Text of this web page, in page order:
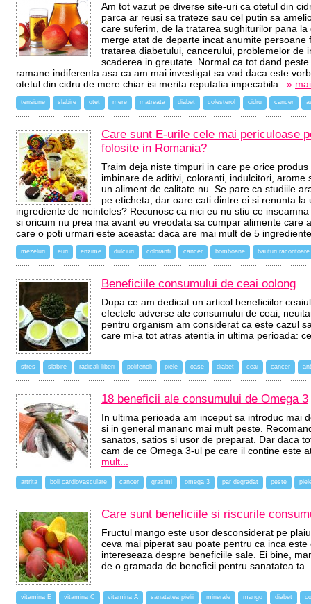
Am tot vazut pe diverse site-uri ca otetul din
parca ar reusi sa trateze sau cel putin sa
care suferim, de la tratarea sughiturilor pana
merge atat de departe incat anumite
tratarea diabetului, cancerului, problemelor de
scaderea in greutate. Normal ca tot dand
ramane indiferenta asa ca am mai investigat sa vad daca este
otetul din cidru de mere chiar isi merita reputatia impecabila. »
tensiune slabire otet mere matreata diabet colesterol cidru cancer
Care sunt E-urile cele mai periculoase
folosite in Romania?
Traim deja niste timpuri in care pe orice
imbinare de aditivi, coloranti, indulcitori,
un aliment de calitate nu. Se pare ca studiile
pe eticheta, dar oare cati dintre ei si renunta
ingrediente de neinteles? Recunosc ca nici eu nu stiu ce
si oricum nu prea ma avant eu vreodata sa cumpar alimente care
care o poti urmari este aceasta: daca are mai mult de 5
mezeluri euri enzime dulciuri coloranti cancer bomboane bauturi racoritoare
Beneficiile consumului de ceai oolong
Dupa ce am dedicat un articol beneficiilor
efectele adverse ale consumului de ceai,
pentru organism am considerat ca este cazul
care mi-a tot atras atentia in ultima perioada:
stres slabire radicali liberi polifenoli piele oase diabet ceai cancer
18 beneficii ale consumului de Omega 3
In ultima perioada am inceput sa introduc mai
si in general mananc mai mult peste.
sanatos, satios si usor de preparat. Dar daca
cam de ce Omega 3-ul pe care il contine este
mult...
artrita boli cardiovasculare cancer grasimi omega 3 par degradat peste
Care sunt beneficiile si riscurile
Fructul mango este usor desconsiderat pe
ceva mai piperat sau poate pentru ca inca
intereseaza despre beneficiile sale. Ei bine,
de o gramada de beneficii pentru sanatatea
vitamina E vitamina C vitamina A sanatatea pielii minerale mango diabet